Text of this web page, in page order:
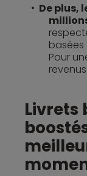
De plus,
basées
Pour
Livrets